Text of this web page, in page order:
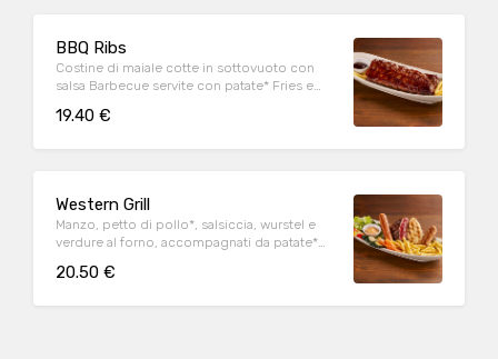
BBQ Ribs
Costine di maiale cotte in sottovuoto con
salsa Barbecue servite con patate* Fries e
19.40 €
Western Grill
Manzo, petto di pollo*, salsiccia, wurstel e
verdure al forno, accompagnati da patate*
20.50 €